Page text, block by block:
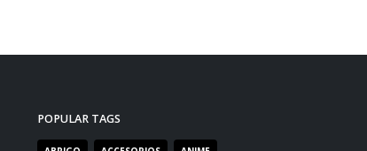
POPULAR TAGS